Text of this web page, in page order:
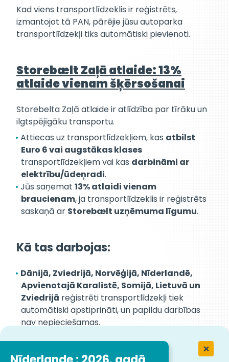
Kad viens transportlīdzeklis ir reģistrēts,
izmantojot tā PAN, pārējie jūsu autoparka
transportlīdzekļi tiks automātiski pievienoti.
Storebælt Zaļā atlaide: 13%
atlaide vienam šķērsošanai
Storebelta Zaļā atlaide ir atlīdzība par tīrāku un
ilgtspējīgāku transportu.
Attiecas uz transportlīdzekļiem, kas atbilst
Euro 6 vai augstākas klases
transportlīdzekļiem vai kas darbināmi ar
elektrību/ūdeņradi.
Jūs saņemat 13% atlaidi vienam
braucienam, ja transportlīdzeklis ir reģistrēts
saskaņā ar Storebælt uzņēmuma līgumu.
Kā tas darbojas:
Dānijā, Zviedrijā, Norvēģijā, Nīderlandē,
Apvienotajā Karalistē, Somijā, Lietuvā un
Zviedrijā reģistrēti transportlīdzekļi tiek
automātiski apstiprināti, un papildu darbības
nav nepieciešamas.
transportlīdzekļa reģistrācijas dokuments
un šasijas numurs (PDF formātā